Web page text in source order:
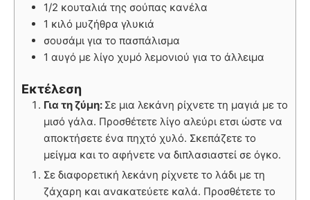
1/2 κουταλιά της σούπας κανέλα
1 κιλό μυζήθρα γλυκιά
σουσάμι για το πασπάλισμα
1 αυγό με λίγο χυμό λεμονιού για το άλλειμα
Εκτέλεση
Για τη ζύμη: Σε μια λεκάνη ρίχνετε τη μαγιά με το
μισό γάλα. Προσθέτετε λίγο αλεύρι ετσι ώστε να
αποκτήσετε ένα πηχτό χυλό. Σκεπάζετε το
μείγμα και το αφήνετε να διπλασιαστεί σε όγκο.
Σε διαφορετική λεκάνη ρίχνετε το λάδι με τη
ζάχαρη και ανακατεύετε καλά. Προσθέτετε το